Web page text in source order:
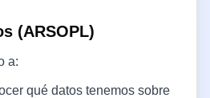
(ARSOPL)
a:
qué datos tenemos sobre